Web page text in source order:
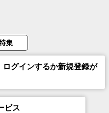
集
グインするか新規登録が
ビス